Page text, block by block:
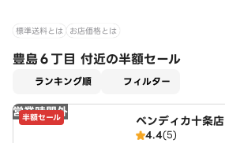
標準送料とは お店価格とは
豊島６丁目 付近の半額セール
ランキング順 フィルター
営業時間外
半額セール ベンディカ十条店
4.4(5)